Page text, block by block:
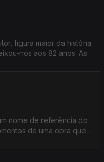
figura maior da história
nos aos 82 anos. As
nome de referência do
de uma obra que